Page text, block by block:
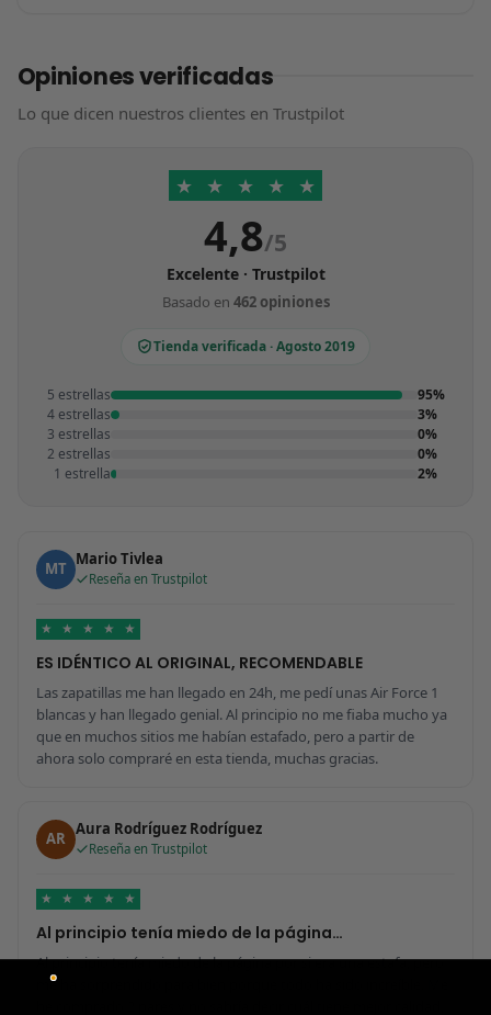
Opiniones verificadas
Lo que dicen nuestros clientes en Trustpilot
★ ★ ★ ★ ★
4,8/5
Excelente · Trustpilot
Basado en 462 opiniones
Tienda verificada · Agosto 2019
5 estrellas
95%
4 estrellas
3%
3 estrellas
0%
2 estrellas
0%
1 estrella
2%
MT Mario Tivlea
Reseña en Trustpilot
★ ★ ★ ★ ★
ES IDÉNTICO AL ORIGINAL, RECOMENDABLE
Las zapatillas me han llegado en 24h, me pedí unas Air Force 1
blancas y han llegado genial. Al principio no me fiaba mucho ya
que en muchos sitios me habían estafado, pero a partir de
ahora solo compraré en esta tienda, muchas gracias.
AR Aura Rodríguez Rodríguez
Reseña en Trustpilot
★ ★ ★ ★ ★
Al principio tenía miedo de la página…
Al principio tenía miedo de la página por si era una estafa, pero
me ha sorprendido para bien porque todo ha sido increíble. Me